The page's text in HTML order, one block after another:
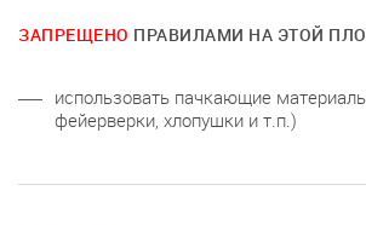
ЗАПРЕЩЕНО ПРАВИЛАМИ НА ЭТОЙ
использовать пачкающие
фейерверки, хлопушки и т.п.)